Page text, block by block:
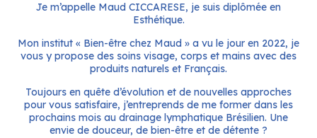
Je m’appelle Maud CICCARESE, je suis diplômée en
Esthétique.
Mon institut « Bien-être chez Maud » a vu le jour en 2022, je
vous y propose des soins visage, corps et mains avec des
produits naturels et Français.
Toujours en quête d’évolution et de nouvelles approches
pour vous satisfaire, j’entreprends de me former dans les
prochains mois au drainage lymphatique Brésilien. Une
envie de douceur, de bien-être et de détente ?